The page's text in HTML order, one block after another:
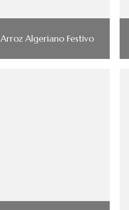
Arroz Algeriano Festivo